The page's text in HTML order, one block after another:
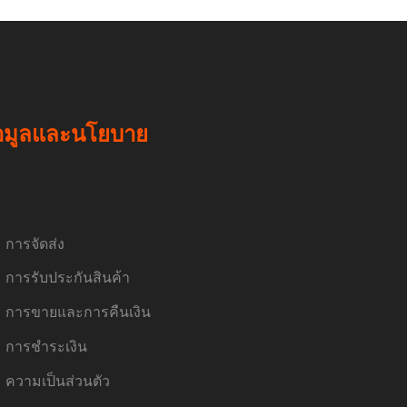
ลและนโยบาย
การจัดส่ง
การรับประกันสินค้า
การขายและการคืนเงิน
การชำระเงิน
ความเป็นส่วนตัว